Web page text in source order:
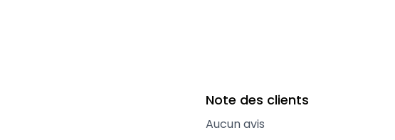
Note des clients
Aucun avis